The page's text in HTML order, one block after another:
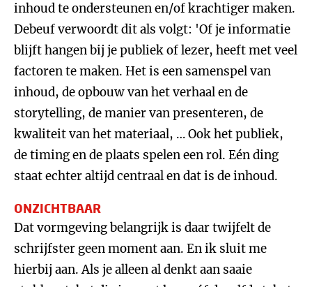
inhoud te ondersteunen en/of krachtiger maken.
Debeuf verwoordt dit als volgt: 'Of je informatie
blijft hangen bij je publiek of lezer, heeft met veel
factoren te maken. Het is een samenspel van
inhoud, de opbouw van het verhaal en de
storytelling, de manier van presenteren, de
kwaliteit van het materiaal, … Ook het publiek,
de timing en de plaats spelen een rol. Eén ding
staat echter altijd centraal en dat is de inhoud.
ONZICHTBAAR
Dat vormgeving belangrijk is daar twijfelt de
schrijfster geen moment aan. En ik sluit me
hierbij aan. Als je alleen al denkt aan saaie